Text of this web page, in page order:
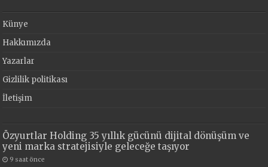
Künye
Hakkımızda
Yazarlar
Gizlilik politikası
İletişim
Özyurtlar Holding 35 yıllık gücünü dijital dönüşüm ve
yeni marka stratejisiyle geleceğe taşıyor
9 saat önce